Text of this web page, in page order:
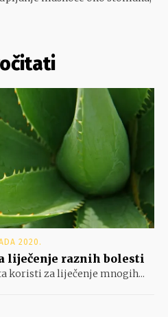
2020.
liječenje raznih bolesti
koristi za liječenje mnogih...